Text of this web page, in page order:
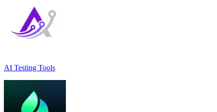
AI Testing Tools